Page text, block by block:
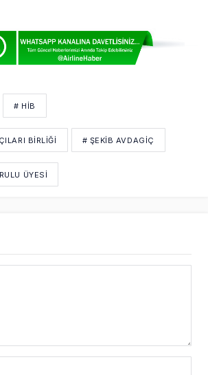
# HİB
BIRLIĞI # ŞEKIB AVDAGIÇ
ÜYESI